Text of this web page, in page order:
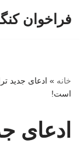
فراخوان
خانه » ادعای جدید
است!
ادعای